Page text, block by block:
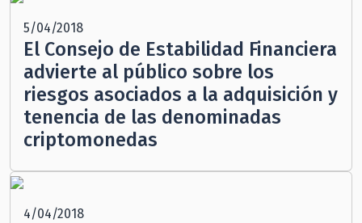
5/04/2018
El Consejo de Estabilidad Financiera
advierte al público sobre los
riesgos asociados a la adquisición y
tenencia de las denominadas
criptomonedas
4/04/2018